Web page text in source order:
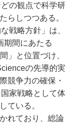
の観点で科学研
らしつつある。
戦略方針」は、
期間にあたる
」と位置づけ、
の先導的実
競争力の確保・
家戦略として体
ている。
れており、総論